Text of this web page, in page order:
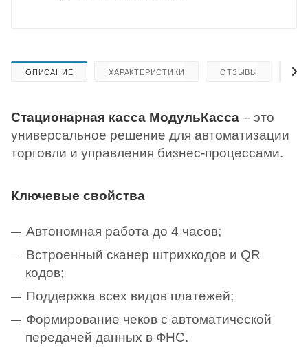
ОПИСАНИЕ ХАРАКТЕРИСТИКИ ОТЗЫВЫ
Стационарная касса МодульКасса – это
универсальное решение для автоматизации
торговли и управления бизнес-процессами.
Ключевые свойства
Автономная работа до 4 часов;
Встроенный сканер штрихкодов и QR
кодов;
Поддержка всех видов платежей;
Формирование чеков с автоматической
передачей данных в ФНС.